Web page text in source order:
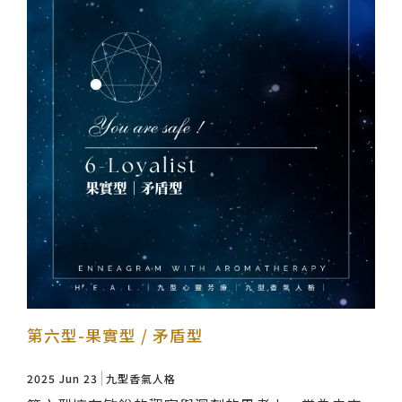
第六型-果實型 / 矛盾型
2025 Jun 23 九型香氣人格